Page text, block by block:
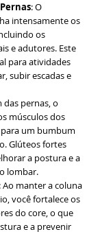
: O
intensamente os
os
e adutores. Este
para atividades
subir escadas e
das pernas, o
músculos dos
um bumbum
Glúteos fortes
a postura e a
lombar.
: Ao manter a coluna
você fortalece os
do core, o que
e a prevenir